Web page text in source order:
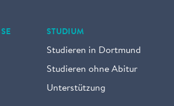
STUDIUM
Studieren in Dortmund
Studieren ohne Abitur
Unterstützung